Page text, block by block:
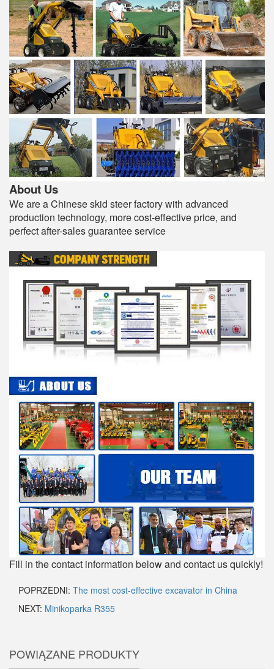
About Us
We are a Chinese skid steer factory with advanced
production technology, more cost-effective price, and
perfect after-sales guarantee service
Fill in the contact information below and contact us quickly!
POPRZEDNI: The most cost-effective excavator in China
NEXT: Minikoparka R355
POWIĄZANE PRODUKTY